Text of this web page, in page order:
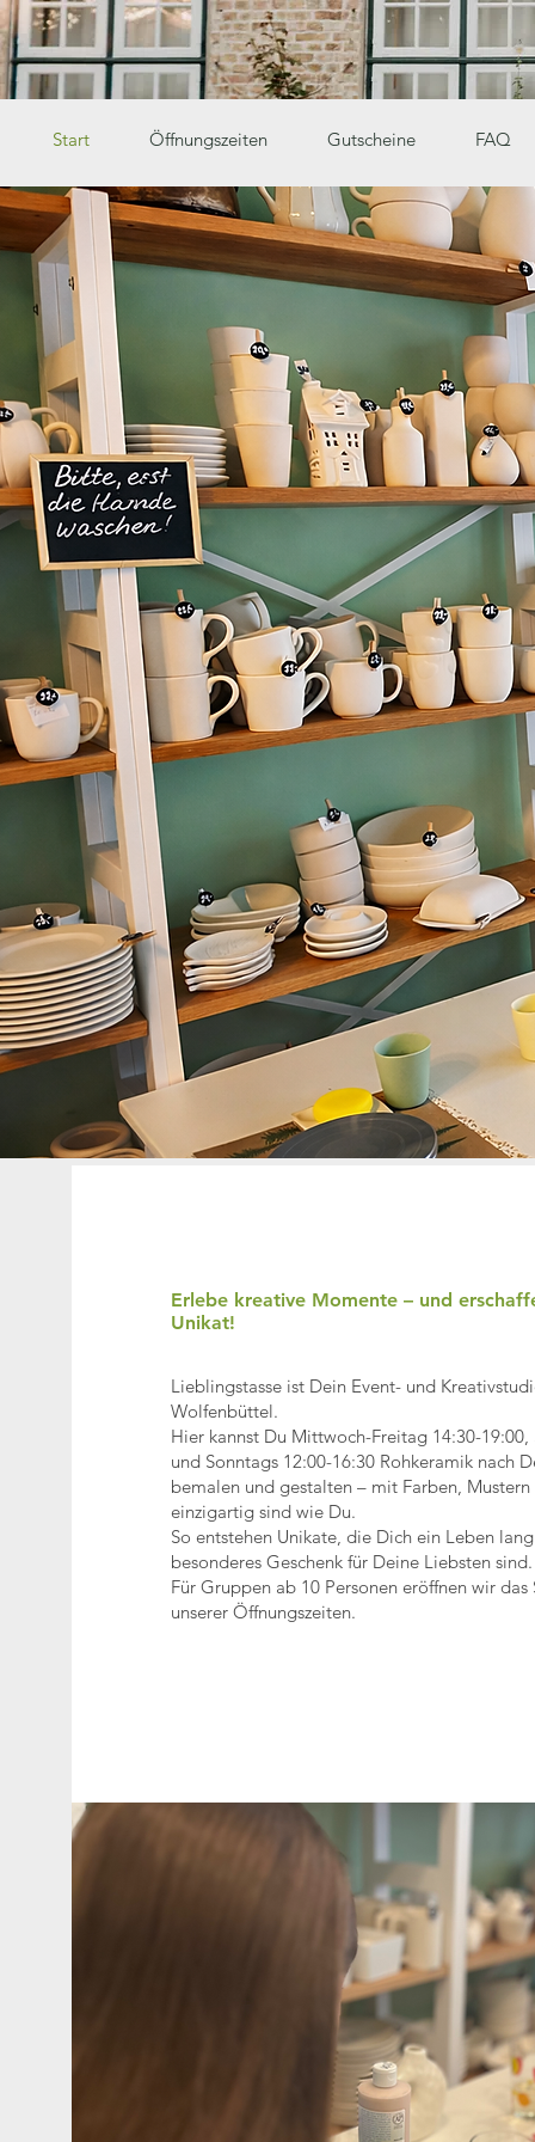
Start Öffnungszeiten Gutscheine FAQ
Erlebe kreative Momente – und
Unikat!
Lieblingstasse ist Dein Event- und
Wolfenbüttel.
Hier kannst Du Mittwoch-Freitag 14:30-19:00,
und Sonntags 12:00-16:30 Rohkeramik nach
bemalen und gestalten – mit Farben,
einzigartig sind wie Du.
So entstehen Unikate, die Dich ein Leben
besonderes Geschenk für Deine Liebsten sind.
Für Gruppen ab 10 Personen eröffnen wir
unserer Öffnungszeiten.